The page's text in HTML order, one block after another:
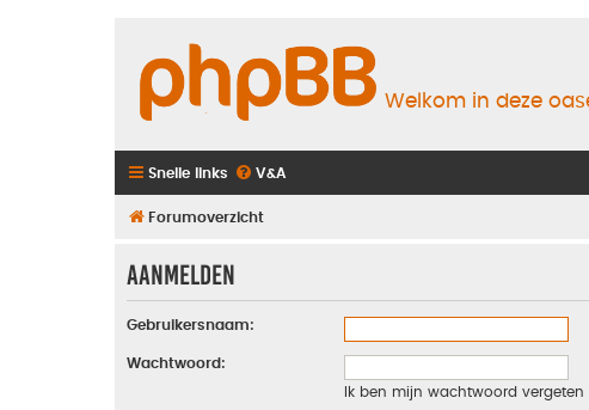
Welkom in deze
Snelle links V&A
Forumoverzicht
Aanmelden
Gebruikersnaam:
Wachtwoord:
Ik ben mijn wachtwoord vergeten